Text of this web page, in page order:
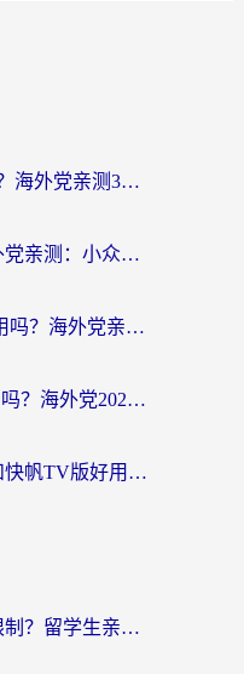
雷神手游和sixfast哪个好？海外党亲测3款回国加速器，教你选对不踩坑
穿梭和快喵好用吗？海外党亲测：小众加速器对比+番茄加速器深度体验
云极和Unblock Youku好用吗？海外党亲测+2026回国加速器避坑指南
ChickCN和海外回国好用吗？海外党2026亲测：从手游到影音，选对加速器的3个关键
海外党必看：雷神手游和快帆TV版好用吗？3步选对回国加速器不踩坑
酷狗在海外用怎么版权限制？留学生亲测：3步解决听国内音乐难题